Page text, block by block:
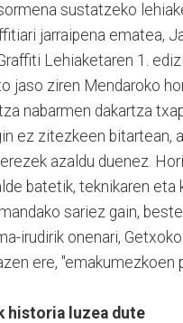
sustatzeko
jarraipena ematea,
Lehiaketaren 1.
jaso ziren Mendaroko
nabarmen dakartza
ez zitezkeen bitartean,
azaldu duenez.
batetik, teknikaren
sariez gain,
irudirik onenari,
ere, "emakumezkoen
historia luzea dute